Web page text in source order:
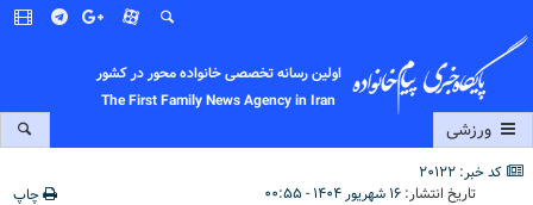
اولین رسانه تخصصی خانواده محور در کشور
The First Family News Agency in Iran
ورزشی
کد خبر: 20122
تاریخ انتشار:۱۶ شهریور ۱۴۰۴ - ۰۰:۵۵ چاپ